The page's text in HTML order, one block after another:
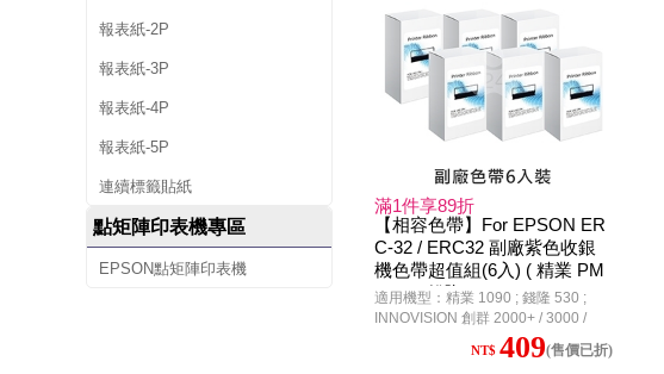
報表紙-2P
報表紙-3P
報表紙-4P
報表紙-5P
連續標籤貼紙
點矩陣印表機專區
EPSON點矩陣印表機
滿1件享89折
【相容色帶】For EPSON ER
C-32 / ERC32 副廠紫色收銀
機色帶超值組(6入) ( 精業 PM
1090 ; 錢隆PM 530 ; INNOVIS
ION 創群 2000+ / 3000 ; Epso
n PR-U420 P.O.S. )
適用機型：精業 1090 ; 錢隆 530 ;
INNOVISION 創群 2000+ / 3000 /
3200 / 3200+ ; CASIO CE-2300 / CE-
4700 / CE-6700 / CE-6800 / TK-2200
NT$ 409(售價已折)